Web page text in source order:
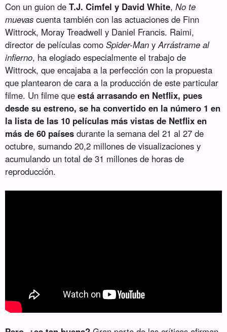
Con un guion deT.J. Cimfel y David White,No te
muevas cuenta también con las actuaciones de Finn
Wittrock, Moray Treadwell y Daniel Francis. Raimi,
director de películas comoSpider-Man yArrástrame al
infierno, ha elogiado especialmente el trabajo de
Wittrock, que encajaba a la perfección con la propuesta
que plantearon de cara a la producción de este particular
filme. Un filme que está arrasando en Netflix, pues
desde su estreno, se ha convertido en la número 1 en
la lista de las 10 películas más vistas de Netflix en
más de 60 países durante la semana del 21 al 27 de
octubre, sumando 20,2 millones de visualizaciones y
acumulando un total de 31 millones de horas de
reproducción.